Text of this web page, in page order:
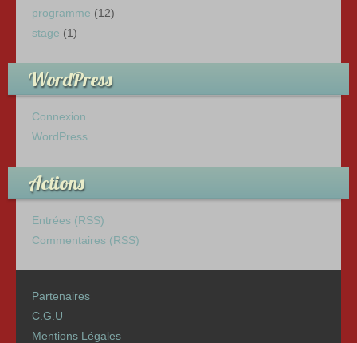
programme (12)
stage (1)
WordPress
Connexion
WordPress
Actions
Entrées (RSS)
Commentaires (RSS)
Partenaires
C.G.U
Mentions Légales